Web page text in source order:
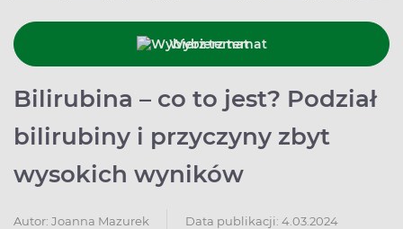
Wybierz temat
Bilirubina – co to jest? Podział
bilirubiny i przyczyny zbyt
wysokich wyników
Autor: Joanna Mazurek Data publikacji: 4.03.2024